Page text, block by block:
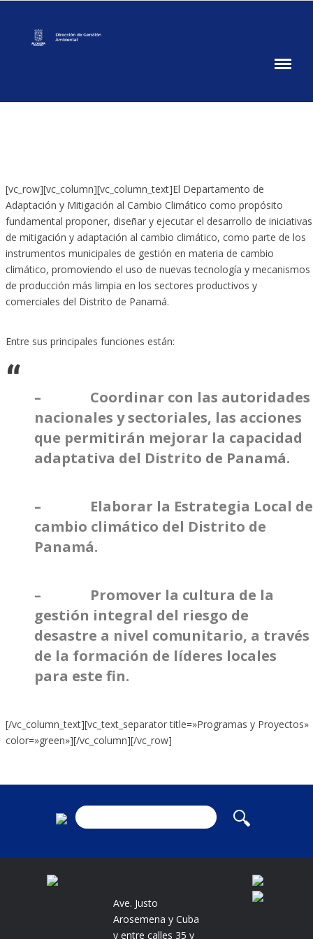
GESTION
[vc_row][vc_column][vc_column_text]El Departamento de
Adaptación y Mitigación al Cambio Climático como propósito
fundamental proponer, diseñar y ejecutar el desarrollo de iniciativas
de mitigación y adaptación al cambio climático, como parte de los
instrumentos municipales de gestión en materia de cambio
climático, promoviendo el uso de nuevas tecnología y mecanismos
de producción más limpia en los sectores productivos y
comerciales del Distrito de Panamá.
Entre sus principales funciones están:
– Coordinar con las autoridades
nacionales y sectoriales, las acciones
que permitirán mejorar la capacidad
adaptativa del Distrito de Panamá.
– Elaborar la Estrategia Local de
cambio climático del Distrito de
Panamá.
– Promover la cultura de la
gestión integral del riesgo de
desastre a nivel comunitario, a través
de la formación de líderes locales
para este fin.
[/vc_column_text][vc_text_separator title=»Programas y Proyectos»
color=»green»][/vc_column][/vc_row]
Ave. Justo
Arosemena y Cuba
y entre calles 35 y